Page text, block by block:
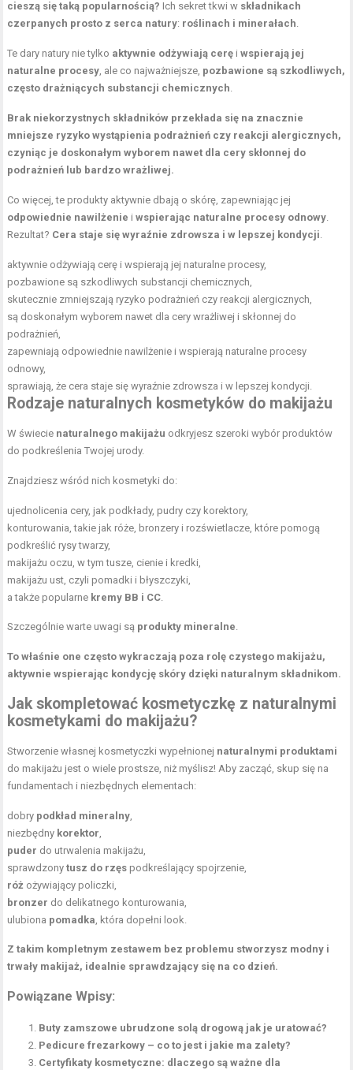
cieszą się taką popularnością? Ich sekret tkwi w składnikach
czerpanych prosto z serca natury: roślinach i minerałach.
Te dary natury nie tylko aktywnie odżywiają cerę iwspierają jej
naturalne procesy, ale co najważniejsze, pozbawione są szkodliwych,
często drażniących substancji chemicznych.
Brak niekorzystnych składników przekłada się na znacznie
mniejsze ryzyko wystąpienia podrażnień czy reakcji alergicznych,
czyniąc je doskonałym wyborem nawet dla cery skłonnej do
podrażnień lub bardzo wrażliwej.
Co więcej, te produkty aktywnie dbają o skórę, zapewniając jej
odpowiednie nawilżenie iwspierając naturalne procesy odnowy.
Rezultat? Cera staje się wyraźnie zdrowsza i w lepszej kondycji.
aktywnie odżywiają cerę i wspierają jej naturalne procesy,
pozbawione są szkodliwych substancji chemicznych,
skutecznie zmniejszają ryzyko podrażnień czy reakcji alergicznych,
są doskonałym wyborem nawet dla cery wrażliwej i skłonnej do
podrażnień,
zapewniają odpowiednie nawilżenie i wspierają naturalne procesy
odnowy,
sprawiają, że cera staje się wyraźnie zdrowsza i w lepszej kondycji.
Rodzaje naturalnych kosmetyków do makijażu
W świecie naturalnego makijażu odkryjesz szeroki wybór produktów
do podkreślenia Twojej urody.
Znajdziesz wśród nich kosmetyki do:
ujednolicenia cery, jak podkłady, pudry czy korektory,
konturowania, takie jak róże, bronzery i rozświetlacze, które pomogą
podkreślić rysy twarzy,
makijażu oczu, w tym tusze, cienie i kredki,
makijażu ust, czyli pomadki i błyszczyki,
a także popularne kremy BB i CC.
Szczególnie warte uwagi są produkty mineralne.
To właśnie one często wykraczają poza rolę czystego makijażu,
aktywnie wspierając kondycję skóry dzięki naturalnym składnikom.
Jak skompletować kosmetyczkę z naturalnymi
kosmetykami do makijażu?
Stworzenie własnej kosmetyczki wypełnionej naturalnymi produktami
do makijażu jest o wiele prostsze, niż myślisz! Aby zacząć, skup się na
fundamentach i niezbędnych elementach:
dobry podkład mineralny,
niezbędny korektor,
puder do utrwalenia makijażu,
sprawdzonytusz do rzęs podkreślający spojrzenie,
róż ożywiający policzki,
bronzer do delikatnego konturowania,
ulubiona pomadka, która dopełni look.
Z takim kompletnym zestawem bez problemu stworzysz modny i
trwały makijaż, idealnie sprawdzający się na co dzień.
Powiązane Wpisy:
Buty zamszowe ubrudzone solą drogową jak je uratować?
Pedicure frezarkowy – co to jest i jakie ma zalety?
Certyfikaty kosmetyczne: dlaczego są ważne dla